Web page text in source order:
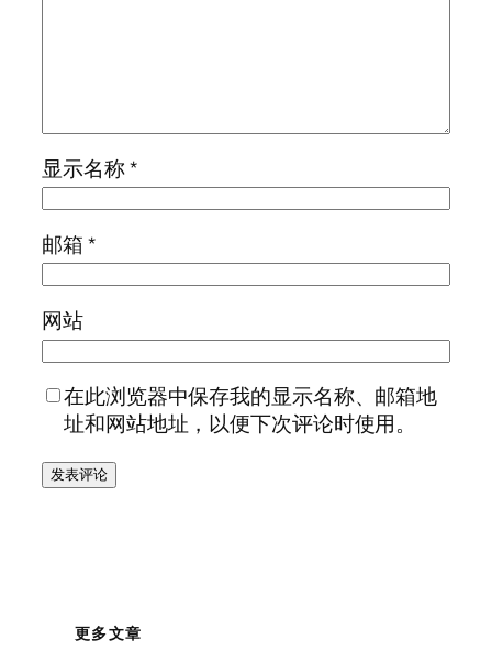
显示名称*
邮箱*
网站
在此浏览器中保存我的显示名称、邮箱地
址和网站地址，以便下次评论时使用。
更多文章